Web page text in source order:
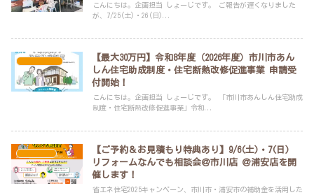
こんにちは。企画担当 しょーじです。 ご報告が遅くなりました
が、7/25(土)・26(日)...
【最大30万円】令和8年度（2026年度）市川市あん
しん住宅助成制度・住宅断熱改修促進事業 申請受
付開始！
こんにちは。企画担当 しょーじです。 「市川市あんしん住宅助成
制度・住宅断熱改修促進事業」令和...
【ご予約＆お見積もり特典あり】9/6(土)・7(日)
リフォームなんでも相談会＠市川店 ＠浦安店を開
催します！
省エネ住宅2025キャンペーン、市川市・浦安市の補助金を活用した